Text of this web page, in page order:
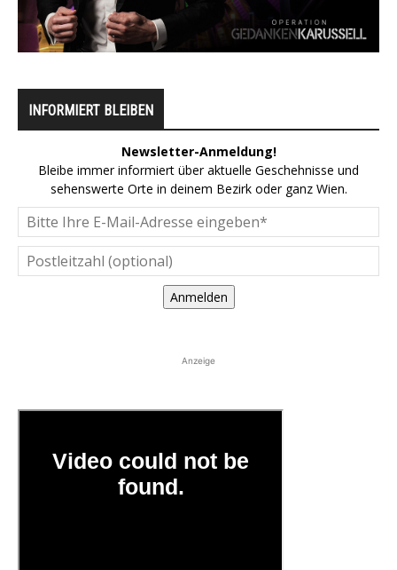
INFORMIERT BLEIBEN
Newsletter-Anmeldung!
Bleibe immer informiert über aktuelle Geschehnisse und
sehenswerte Orte in deinem Bezirk oder ganz Wien.
Anmelden
Anzeige